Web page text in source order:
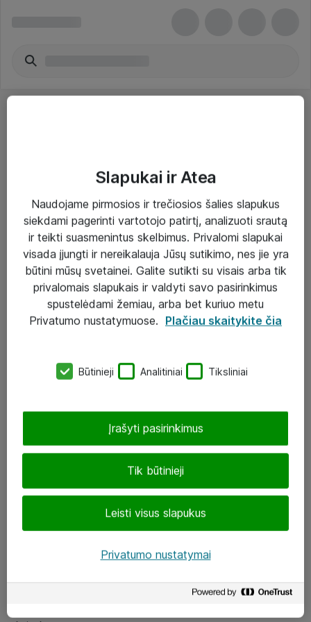
Paslaugos
Sprendimai
Įgyvendinti projektai
Atea ekspertų patarimai verslui
eShop@atea.lt
LinkedIn
Slapukai ir Atea
Naudojame pirmosios ir trečiosios šalies slapukus
siekdami pagerinti vartotojo patirtį, analizuoti srautą
ir teikti suasmenintus skelbimus. Privalomi slapukai
visada įjungti ir nereikalauja Jūsų sutikimo, nes jie yra
būtini mūsų svetainei. Galite sutikti su visais arba tik
privalomais slapukais ir valdyti savo pasirinkimus
spustelėdami žemiau, arba bet kuriuo metu
Privatumo nustatymuose. Plačiau skaitykite čia
Būtinieji Analitiniai Tiksliniai
Tik būtinieji
Leisti visus slapukus
Įrašyti pasirinkimus
Privatumo nustatymai